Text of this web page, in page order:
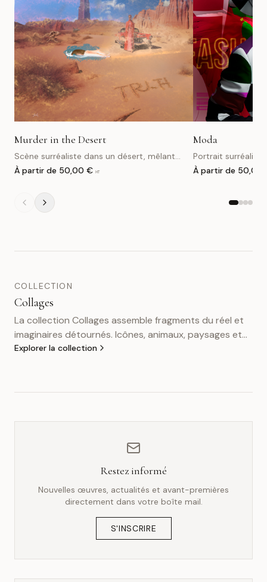
Murder in the Desert
Scène surréaliste dans un désert, mêlant
références cinématographiques, science-
composition onirique.
À partir de 50,00 € HT
Moda
Portrait
graphiques et
À partir de 50,00
COLLECTION
Collages
La collection Collages assemble fragments du réel et
imaginaires détournés. Icônes, animaux, paysages et
symboles se superposent pour créer des images
contradictions de notre époque.
Explorer la collection
Restez informé
Nouvelles œuvres, actualités et avant-premières
directement dans votre boîte mail.
S'INSCRIRE